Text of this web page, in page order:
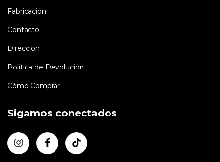
Fabricación
Contacto
Dirección
Política de Devolución
Cómo Comprar
Sigamos conectados